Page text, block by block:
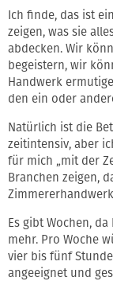
Ich finde, das ist
zeigen, was sie
abdecken. Wir
begeistern, wir
Handwerk
den ein oder
Natürlich ist die
zeitintensiv, aber
für mich „mit der
Branchen zeigen,
Es gibt Wochen,
mehr. Pro Woche
vier bis fünf
angeeignet und